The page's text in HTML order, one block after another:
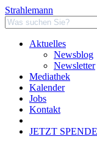
Strahlemann
Aktuelles
Newsblog
Newsletter
Mediathek
Kalender
Jobs
Kontakt
JETZT